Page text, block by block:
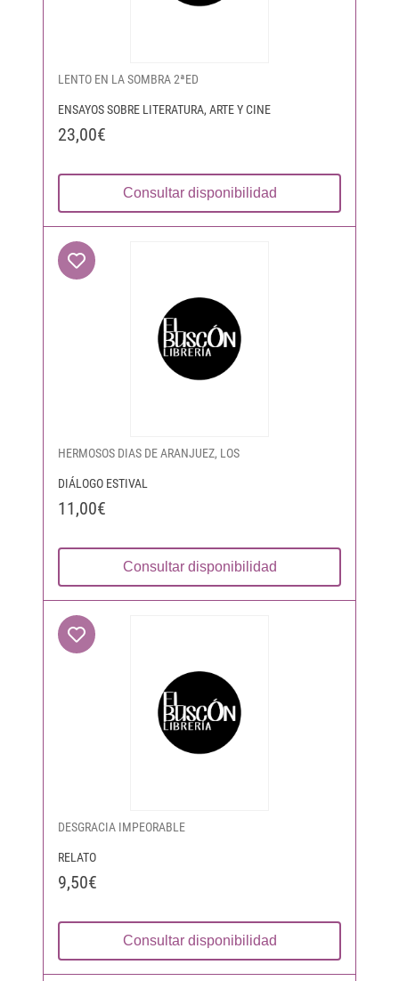
LENTO EN LA SOMBRA 2ªED
ENSAYOS SOBRE LITERATURA, ARTE Y CINE
23,00€
Consultar disponibilidad
HERMOSOS DIAS DE ARANJUEZ, LOS
DIÁLOGO ESTIVAL
11,00€
Consultar disponibilidad
DESGRACIA IMPEORABLE
RELATO
9,50€
Consultar disponibilidad